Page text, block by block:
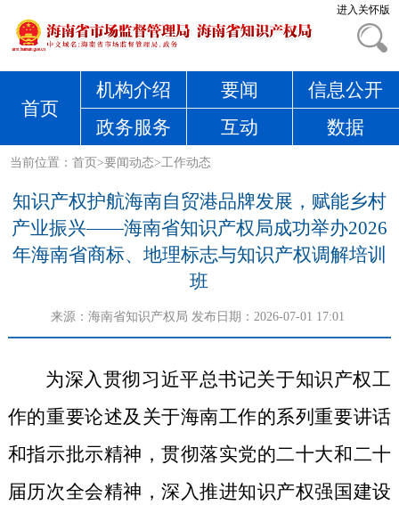
进入关怀版
首页
机构介绍 要闻
信息公开
政务服务
互动 数据
当前位置：首页>要闻动态>工作动态
知识产权护航海南自贸港品牌发展，赋能乡村
产业振兴——海南省知识产权局成功举办2026
年海南省商标、地理标志与知识产权调解培训
班
来源： 海南省知识产权局 发布日期：2026-07-01 17:01
为深入贯彻习近平总书记关于知识产权工
作的重要论述及关于海南工作的系列重要讲话
和指示批示精神，贯彻落实党的二十大和二十
届历次全会精神，深入推进知识产权强国建设